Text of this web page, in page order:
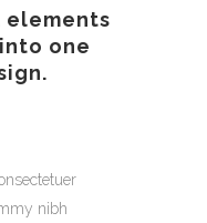
one
nibh